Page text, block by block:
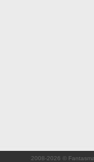
2008-2026 ©